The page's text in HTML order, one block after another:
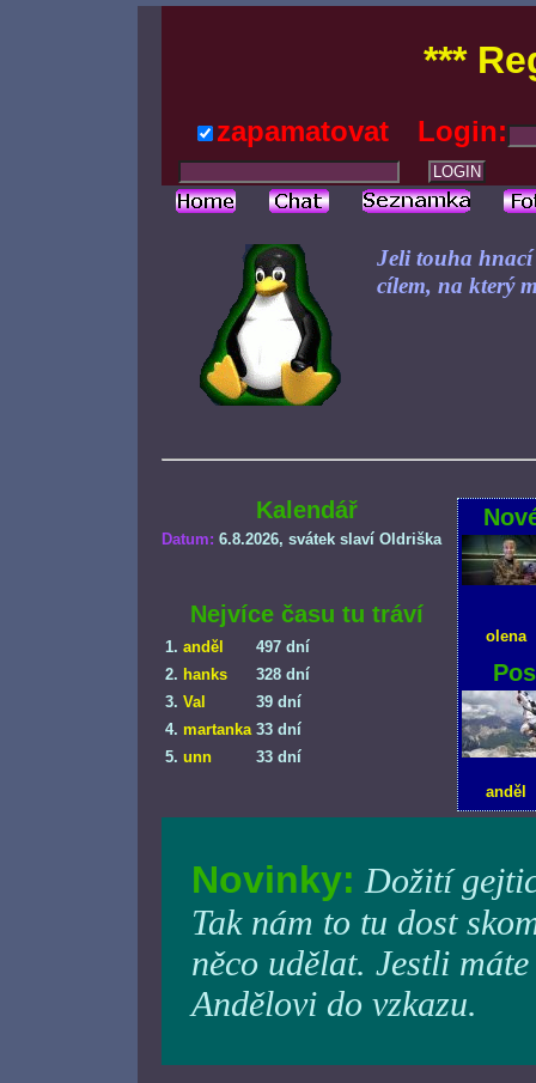
***
zapamatovat Login:
Jeli touha
cílem, na který
Kalendář
Datum: 6.8.2026, svátek slaví Oldriška
Nejvíce času tu tráví
1. anděl
497 dní
2. hanks
328 dní
3. Val
39 dní
4. martanka 33 dní
5. unn 33 dní
olena
anděl
Novinky: Dožití
Tak nám to tu dost
něco udělat. Jestli
Andělovi do vzkazu.